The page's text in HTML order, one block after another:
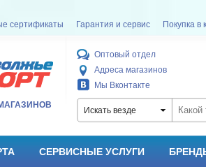
сертификаты Гарантия и сервис Покупка в
Оптовый отдел
Адреса магазинов
Мы Вконтакте
Искать везде
СЕРВИСНЫЕ УСЛУГИ